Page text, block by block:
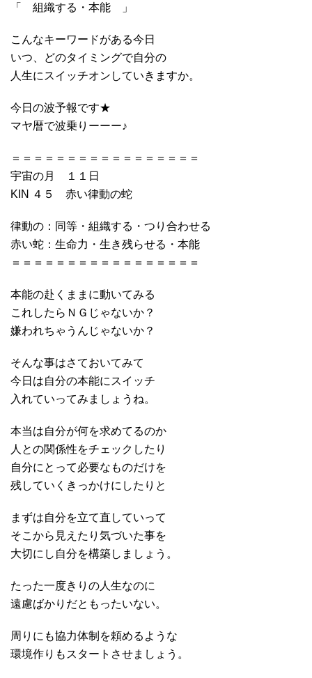
「 組織する・本能 」
こんなキーワードがある今日
いつ、どのタイミングで自分の
人生にスイッチオンしていきますか。
今日の波予報です★
マヤ暦で波乗りーーー♪
＝＝＝＝＝＝＝＝＝＝＝＝＝＝＝＝＝
宇宙の月 １１日
KIN ４５ 赤い律動の蛇
律動の：同等・組織する・つり合わせる
赤い蛇：生命力・生き残らせる・本能
＝＝＝＝＝＝＝＝＝＝＝＝＝＝＝＝＝
本能の赴くままに動いてみる
これしたらＮＧじゃないか？
嫌われちゃうんじゃないか？
そんな事はさておいてみて
今日は自分の本能にスイッチ
入れていってみましょうね。
本当は自分が何を求めてるのか
人との関係性をチェックしたり
自分にとって必要なものだけを
残していくきっかけにしたりと
まずは自分を立て直していって
そこから見えたり気づいた事を
大切にし自分を構築しましょう。
たった一度きりの人生なのに
遠慮ばかりだともったいない。
周りにも協力体制を頼めるような
環境作りもスタートさせましょう。